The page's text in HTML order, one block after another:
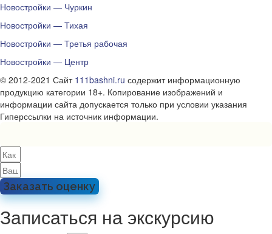
Новостройки — Чуркин
Новостройки — Тихая
Новостройки — Третья рабочая
Новостройки — Центр
© 2012-2021 Сайт 111bashni.ru содержит информационную
продукцию категории 18+. Копирование изображений и
информации сайта допускается только при условии указания
Гиперссылки на источник информации.
Заказать оценку
Записаться на экскурсию